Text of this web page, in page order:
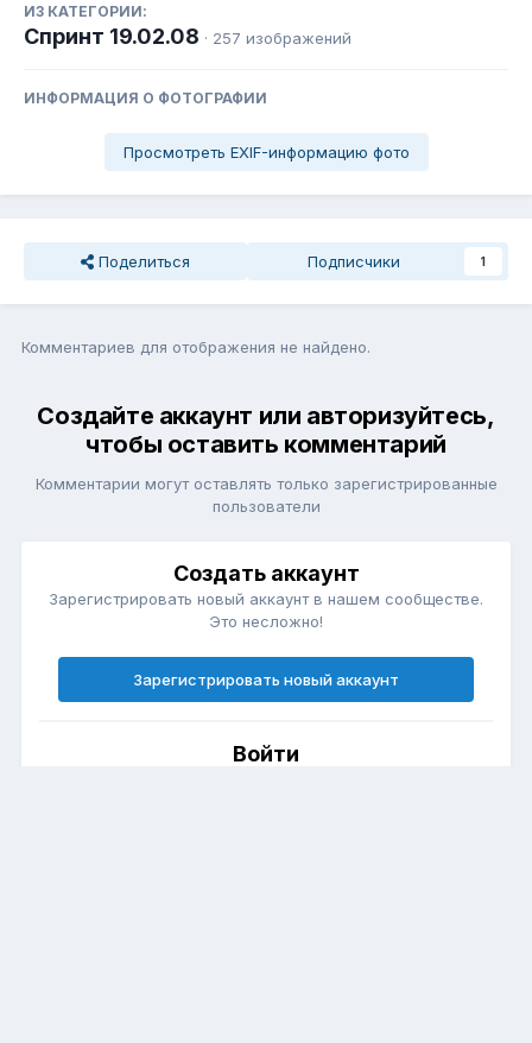
ИЗ КАТЕГОРИИ:
Спринт 19.02.08 · 257 изображений
ИНФОРМАЦИЯ О ФОТОГРАФИИ
Просмотреть EXIF-информацию фото
Поделиться Подписчики 1
Комментариев для отображения не найдено.
Создайте аккаунт или авторизуйтесь,
чтобы оставить комментарий
Комментарии могут оставлять только зарегистрированные
пользователи
Создать аккаунт
Зарегистрировать новый аккаунт в нашем сообществе.
Это несложно!
Зарегистрировать новый аккаунт
Войти